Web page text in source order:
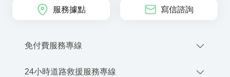
服務據點 寫信諮詢
免付費服務專線
0800-212-880
24小時道路救援服務專線